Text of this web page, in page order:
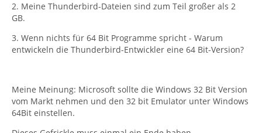
2. Meine Thunderbird-Dateien sind zum Teil großer als 2
GB.
3. Wenn nichts für 64 Bit Programme spricht - Warum
entwickeln die Thunderbird-Entwickler eine 64 Bit-Version?
Meine Meinung: Microsoft sollte die Windows 32 Bit Version
vom Markt nehmen und den 32 bit Emulator unter Windows
64Bit einstellen.